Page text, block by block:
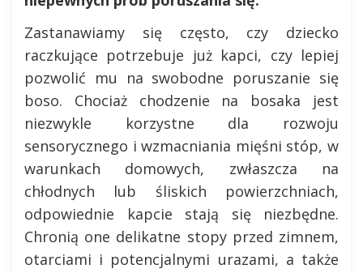
Zastanawiamy się często, czy dziecko
raczkujące potrzebuje już kapci, czy lepiej
pozwolić mu na swobodne poruszanie się
boso. Chociaż chodzenie na bosaka jest
niezwykle korzystne dla rozwoju
sensorycznego i wzmacniania mięśni stóp, w
warunkach domowych, zwłaszcza na
chłodnych lub śliskich powierzchniach,
odpowiednie kapcie stają się niezbędne.
Chronią one delikatne stopy przed zimnem,
otarciami i potencjalnymi urazami, a także